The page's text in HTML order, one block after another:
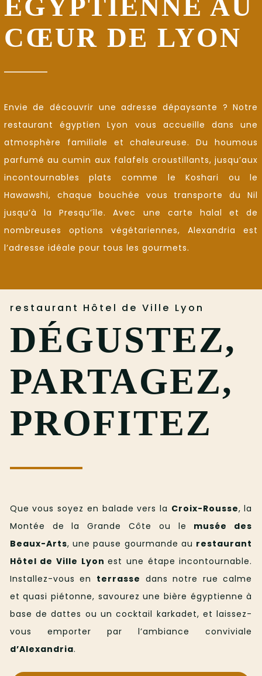
ÉGYPTIENNE AU
CŒUR DE LYON
Envie de découvrir une adresse dépaysante ? Notre
restaurant égyptien Lyon vous accueille dans une
atmosphère familiale et chaleureuse. Du houmous
parfumé au cumin aux falafels croustillants, jusqu’aux
incontournables plats comme le Koshari ou le
Hawawshi, chaque bouchée vous transporte du Nil
jusqu’à la Presqu’île. Avec une carte halal et de
nombreuses options végétariennes, Alexandria est
l’adresse idéale pour tous les gourmets.
restaurant Hôtel de Ville Lyon
DÉGUSTEZ,
PARTAGEZ,
PROFITEZ
Que vous soyez en balade vers la Croix-Rousse, la
Montée de la Grande Côte ou le musée des
Beaux-Arts, une pause gourmande au restaurant
Hôtel de Ville Lyonest une étape incontournable.
Installez-vous en terrasse dans notre rue calme
et quasi piétonne, savourez une bière égyptienne à
base de dattes ou un cocktail karkadet, et laissez-
vous emporter par l’ambiance conviviale
d’Alexandria.